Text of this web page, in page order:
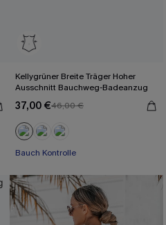
Kellygrüner Breite Träger Hoher
Ausschnitt Bauchweg-Badeanzug
37,00 €46,00 €
Bauch Kontrolle